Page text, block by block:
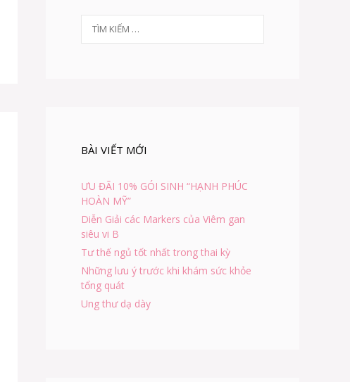
Tìm
kiếm
BÀI VIẾT MỚI
ƯU ĐÃI 10% GÓI SINH “HẠNH PHÚC
HOÀN MỸ”
Diễn Giải các Markers của Viêm gan
siêu vi B
Tư thế ngủ tốt nhất trong thai kỳ
Những lưu ý trước khi khám sức khỏe
tổng quát
Ung thư dạ dày